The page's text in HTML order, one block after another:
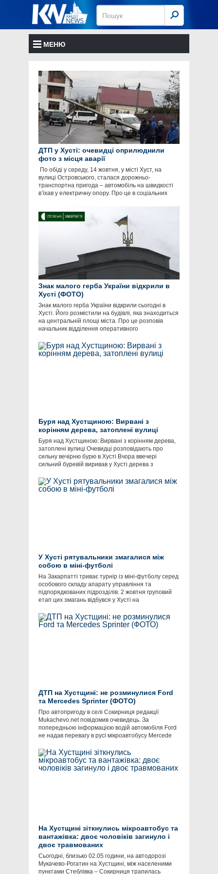
МЕНЮ
ДТП у Хусті: очевидці оприлюднили
фото з місця аварії
​ По обіді у середу, 14 жовтня, у місті Хуст, на
вулиці Островського, сталася дорожньо-
транспортна пригода – автомобіль на швидкості
в’їхав у електричну опору. Про це в соціальних
Знак малого герба України відкрили в
Хусті (ФОТО)
Знак малого герба України відкрили сьогодні в
Хусті. Його розмістили на будівлі, яка знаходиться
на центральній площі міста. Про це розповів
начальник відділення оперативного
Буря над Хустщиною: Вирвані з
корінням дерева, затоплені вулиці
Буря над Хустщиною: Вирвані з корінням дерева,
затоплені вулиці Очевидці розповідають про
сильну вечірню бурю в Хусті Вчора ввечері
сильний буревій виривав у Хусті дерева з
У Хусті рятувальники змагалися між
собою в міні-футболі
​На Закарпатті триває турнір із міні-футболу серед
особового складу апарату управління та
підпорядкованих підрозділів. 2 жовтня груповий
етап цих змагань відбувся у Хусті на
ДТП на Хустщині: не розминулися Ford
та Mercedes Sprinter (ФОТО)
Про автопригоду в селі Сокирниця редакції
Mukachevo.net повідомив очевидець. За
попередньою інформацією водій автомобіля Ford
не надав перевагу в русі мікроавтобусу Mercede
На Хустщині зіткнулись мікроавтобус та
вантажівка: двоє чоловіків загинуло і
двоє травмованих
Сьогодні, близько 02.05 години, на автодорозі
Мукачево-Рогатин на Хустщині, між населеними
пунктами Стеблівка – Сокирниця трапилась